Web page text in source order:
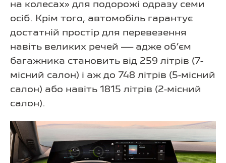
на колесах» для подорожі одразу семи
осіб. Крім того, автомобіль гарантує
достатній простір для перевезення
навіть великих речей — адже об’єм
багажника становить від 259 літрів (7-
місний салон) і аж до 748 літрів (5-місний
салон) або навіть 1815 літрів (2-місний
салон).